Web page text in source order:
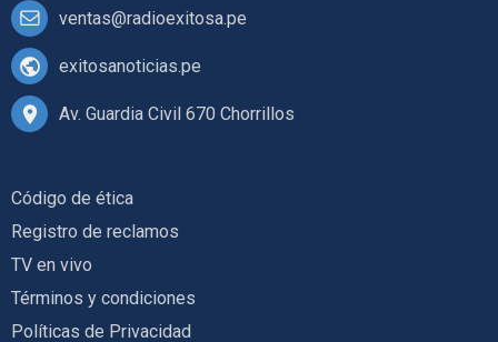
ventas@radioexitosa.pe
exitosanoticias.pe
Av. Guardia Civil 670 Chorrillos
Código de ética
Registro de reclamos
TV en vivo
Términos y condiciones
Políticas de Privacidad